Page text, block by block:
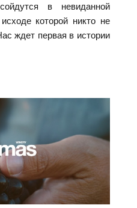
в невиданной
которой никто не
ждет первая в истории